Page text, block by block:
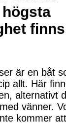
finns
är en båt
allt. Här
alternativt
vänner.
kommer